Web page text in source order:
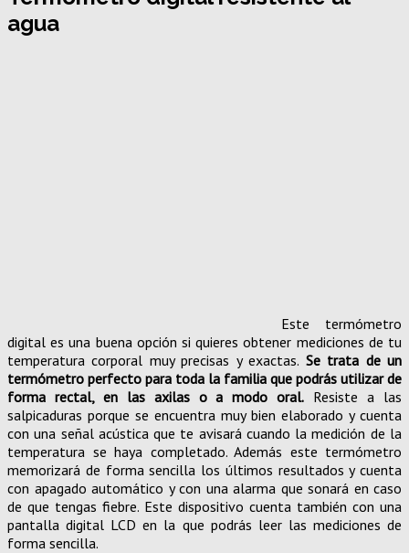
agua
Este termómetro
digital es una buena opción si quieres obtener mediciones de tu
temperatura corporal muy precisas y exactas. Se trata de un
termómetro perfecto para toda la familia que podrás utilizar de
forma rectal, en las axilas o a modo oral. Resiste a las
salpicaduras porque se encuentra muy bien elaborado y cuenta
con una señal acústica que te avisará cuando la medición de la
temperatura se haya completado. Además este termómetro
memorizará de forma sencilla los últimos resultados y cuenta
con apagado automático y con una alarma que sonará en caso
de que tengas fiebre. Este dispositivo cuenta también con una
pantalla digital LCD en la que podrás leer las mediciones de
forma sencilla.